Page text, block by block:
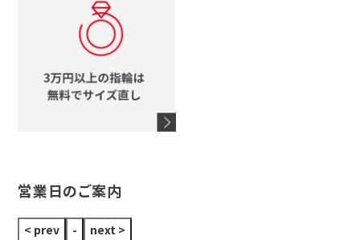
スタージュエリー
ウノアエレ
タグホイヤー
営業日のご案内